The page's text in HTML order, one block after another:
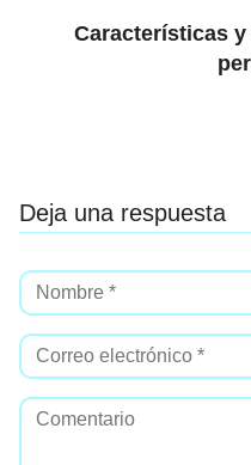
Características
Deja una respuesta